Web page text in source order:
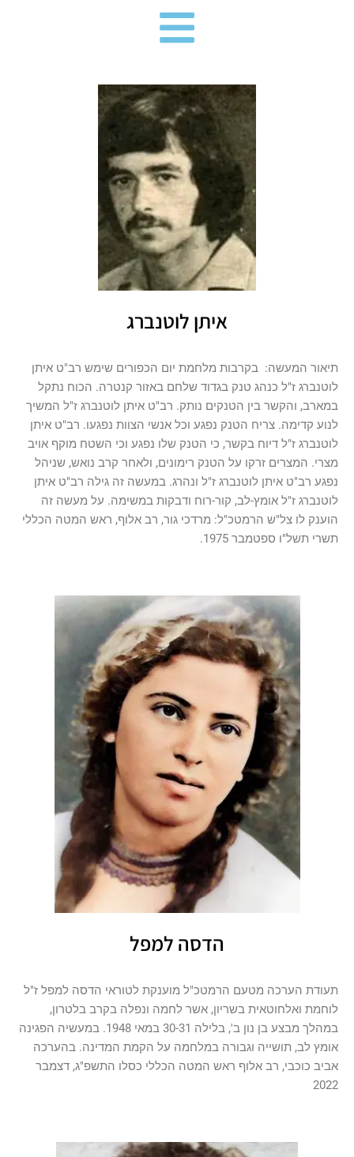
איתן לוטנברג
תיאור המעשה: בקרבות מלחמת יום הכפורים שימש רב"ט איתן
לוטנברג ז"ל כנהג טנק בגדוד שלחם באזור קנטרה. הכוח נתקל
במארב, והקשר בין הטנקים נותק. רב"ט איתן לוטנברג ז"ל המשיך
לנוע קדימה. צריח הטנק נפגע וכל אנשי הצוות נפגעו. רב"ט איתן
לוטנברג ז"ל דיוח בקשר, כי הטנק שלו נפגע וכי השטח מוקף אויב
מצרי. המצרים זרקו על הטנק רימונים, ולאחר קרב נואש, שניהל
נפגע רב"ט איתן לוטנברג ז"ל ונהרג. במעשה זה גילה רב"ט איתן
לוטנברג ז"ל אומץ-לב, קור-רוח ודבקות במשימה. על מעשה זה
הוענק לו צל"ש הרמטכ"ל: מרדכי גור, רב אלוף, ראש המטה הכללי
תשרי תשל"ו ספטמבר 1975.
הדסה למפל
תעודת הערכה מטעם הרמטכ"ל מוענקת לטוראי הדסה למפל ז"ל
לוחמת ואלחוטאית בשריון, אשר לחמה ונפלה בקרב בלטרון,
במהלך מבצע בן נון ב', בלילה 30-31 במאי 1948. במעשיה הפגינה
אומץ לב, תושייה וגבורה במלחמה על הקמת המדינה. בהערכה
אביב כוכבי, רב אלוף ראש המטה הכללי כסלו התשפ"ג, דצמבר
2022